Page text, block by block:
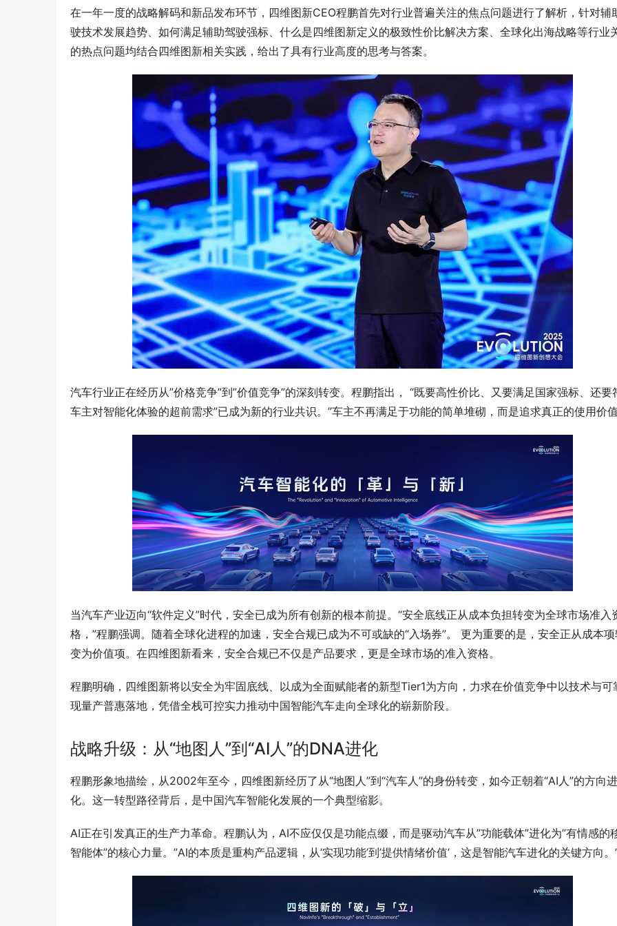
在一年一度的战略解码和新品发布环节，四维图新CEO程鹏首先对行业普遍关注的焦点问题进行了解析，针对辅
驶技术发展趋势、如何满足辅助驾驶强标、什么是四维图新定义的极致性价比解决方案、全球化出海战略等行业
的热点问题均结合四维图新相关实践，给出了具有行业高度的思考与答案。
汽车行业正在经历从”价格竞争”到”价值竞争”的深刻转变。程鹏指出， “既要高性价比、又要满足国家强标、还要
车主对智能化体验的超前需求”已成为新的行业共识。”车主不再满足于功能的简单堆砌，而是追求真正的使用价
当汽车产业迈向“软件定义”时代，安全已成为所有创新的根本前提。“安全底线正从成本负担转变为全球市场准入
格，”程鹏强调。随着全球化进程的加速，安全合规已成为不可或缺的“入场券”。 更为重要的是，安全正从成本
变为价值项。在四维图新看来，安全合规已不仅是产品要求，更是全球市场的准入资格。
程鹏明确，四维图新将以安全为牢固底线、以成为全面赋能者的新型Tier1为方向，力求在价值竞争中以技术与可
现量产普惠落地，凭借全栈可控实力推动中国智能汽车走向全球化的崭新阶段。
战略升级：从“地图人”到“AI人”的DNA进化
程鹏形象地描绘，从2002年至今，四维图新经历了从“地图人”到“汽车人”的身份转变，如今正朝着“AI人”的方向进
化。这一转型路径背后，是中国汽车智能化发展的一个典型缩影。
AI正在引发真正的生产力革命。程鹏认为，AI不应仅仅是功能点缀，而是驱动汽车从”功能载体”进化为”有情感的
智能体”的核心力量。”AI的本质是重构产品逻辑，从’实现功能’到’提供情绪价值’，这是智能汽车进化的关键方向。